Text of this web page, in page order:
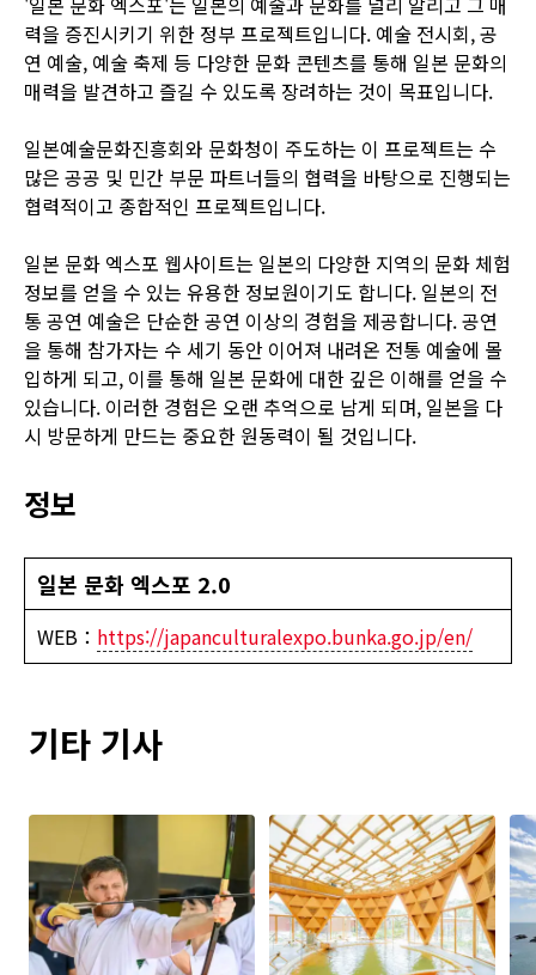
력을 증진시키기 위한 정부 프로젝트입니다. 예술 전시회, 공
연 예술, 예술 축제 등 다양한 문화 콘텐츠를 통해 일본 문화의
매력을 발견하고 즐길 수 있도록 장려하는 것이 목표입니다.
일본예술문화진흥회와 문화청이 주도하는 이 프로젝트는 수
많은 공공 및 민간 부문 파트너들의 협력을 바탕으로 진행되는
협력적이고 종합적인 프로젝트입니다.
일본 문화 엑스포 웹사이트는 일본의 다양한 지역의 문화 체험
정보를 얻을 수 있는 유용한 정보원이기도 합니다. 일본의 전
통 공연 예술은 단순한 공연 이상의 경험을 제공합니다. 공연
을 통해 참가자는 수 세기 동안 이어져 내려온 전통 예술에 몰
입하게 되고, 이를 통해 일본 문화에 대한 깊은 이해를 얻을 수
있습니다. 이러한 경험은 오랜 추억으로 남게 되며, 일본을 다
시 방문하게 만드는 중요한 원동력이 될 것입니다.
정보
일본 문화 엑스포 2.0
WEB： https://japanculturalexpo.bunka.go.jp/en/
기타 기사